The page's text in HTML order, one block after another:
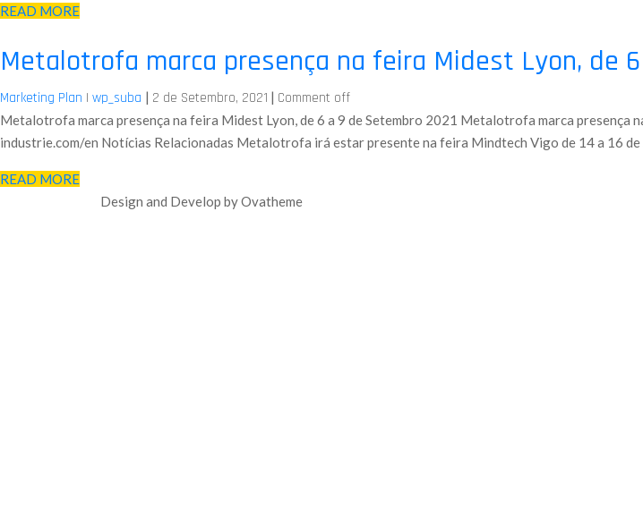
READ MORE
Metalotrofa marca presença na feira Midest Lyon, de
Marketing Plan | wp_suba | 2 de Setembro, 2021 | Comment off
Metalotrofa marca presença na feira Midest Lyon, de 6 a 9 de Setembro 2021 Metalotrofa marca
industrie.com/en Notícias Relacionadas Metalotrofa irá estar presente na feira Mindtech Vigo de 14 a 16
READ MORE
Design and Develop by Ovatheme